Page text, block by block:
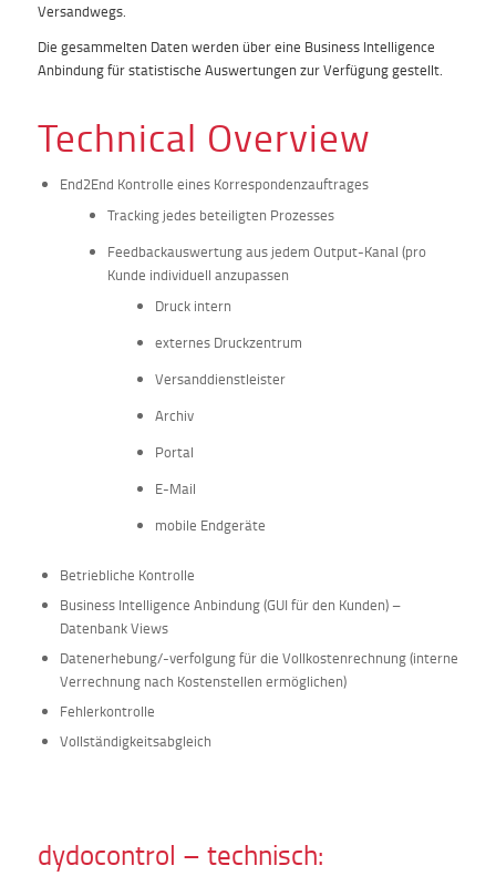
Versandwegs.
Die gesammelten Daten werden über eine Business Intelligence
Anbindung für statistische Auswertungen zur Verfügung gestellt.
Technical Overview
End2End Kontrolle eines Korrespondenzauftrages
Tracking jedes beteiligten Prozesses
Feedbackauswertung aus jedem Output-Kanal (pro
Kunde individuell anzupassen
Druck intern
externes Druckzentrum
Versanddienstleister
Archiv
Portal
E-Mail
mobile Endgeräte
Betriebliche Kontrolle
Business Intelligence Anbindung (GUI für den Kunden) –
Datenbank Views
Datenerhebung/-verfolgung für die Vollkostenrechnung (interne
Verrechnung nach Kostenstellen ermöglichen)
Fehlerkontrolle
Vollständigkeitsabgleich
dydocontrol – technisch: